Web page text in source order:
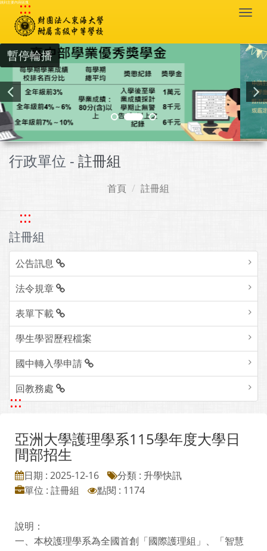
跳到主要內容區塊
:::
暫停輪播
行政單位 - 註冊組
首頁 註冊組
:::
註冊組
公告訊息
法令規章
表單下載
學生學習歷程檔案
國中轉入學申請
回教務處
:::
亞洲大學護理學系115學年度大學日
間部招生
日期 : 2025-12-16
分類 : 升學快訊
單位 : 註冊組
點閱 : 1174
說明：
一、本校護理學系為全國首創「國際護理組」、「智慧